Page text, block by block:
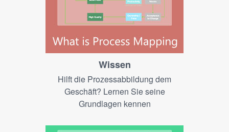
Wissen
Hilft die Prozessabbildung dem
Geschäft? Lernen Sie seine
Grundlagen kennen